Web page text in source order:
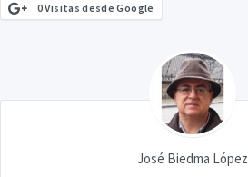
0 Visitas desde Google
José Biedma López